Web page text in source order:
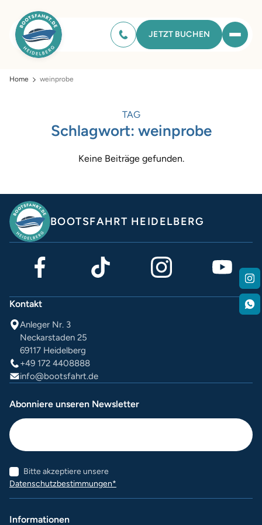
JETZT BUCHEN
Home weinprobe
TAG
Schlagwort: weinprobe
Keine Beiträge gefunden.
BOOTSFAHRT HEIDELBERG
Kontakt
Anleger Nr. 3
Neckarstaden 25
69117 Heidelberg
+49 172 4408888
info@bootsfahrt.de
Abonniere unseren Newsletter
Bitte akzeptiere unsere
Datenschutzbestimmungen*
Informationen